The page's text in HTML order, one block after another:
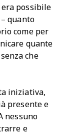
era possibile
quanto
come per
quante
che
iniziativa,
presente e
nessuno
e